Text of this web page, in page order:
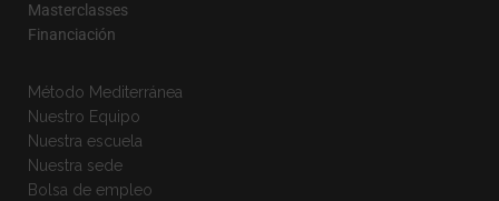
Masterclasses
Financiación
Método Mediterránea
Nuestro Equipo
Nuestra escuela
Nuestra sede
Bolsa de empleo